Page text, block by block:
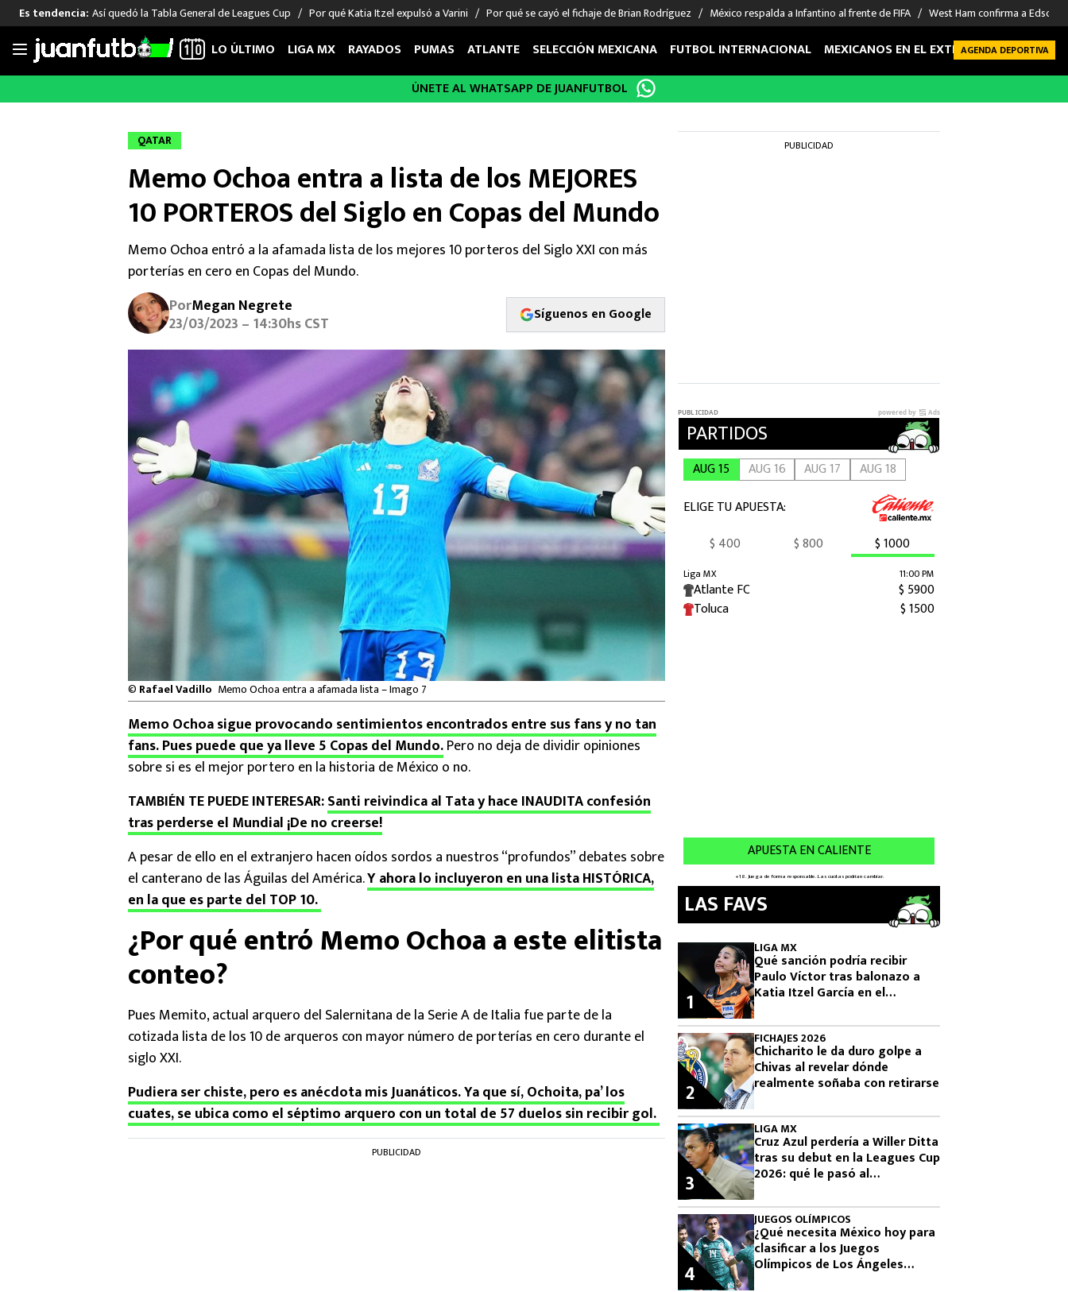
Saltar
Es tendencia: Así quedó la Tabla General de Leagues Cup Por qué Katia Itzel expulsó a Varini Por qué se cayó el fichaje de Brian Rodríguez México respalda a Infantino al frente de FIFA West Ham confirma a Edson
LIGA MX
Chivas de Guadalajara
Liga MX Femenil
FUT INTERNACIONAL
Las Noticias
Selección Mexicana
Champions League
Real Madrid
Barcelona
MEXICANOS EN EL EXTRANJERO
Memo Ochoa
Chino Huerta
Edson Álvarez
Santiago Giménez
Rodrigo Huescas
FIGURAS
Sergio Ramos
Giorgos Giakoumakis
André Jardine
DEPORTES
Boxeo
Béisbol
NFL
NBA
LO ÚLTIMO LIGA MX RAYADOS PUMAS ATLANTE SELECCIÓN MEXICANA FUTBOL INTERNACIONAL MEXICANOS EN EL EXTRANJERO FUTBOL
AGENDA DEPORTIVA
ÚNETE AL WHATSAPP DE JUANFUTBOL
QATAR
Memo Ochoa entra a lista de los MEJORES
10 PORTEROS del Siglo en Copas del Mundo
Memo Ochoa entró a la afamada lista de los mejores 10 porteros del Siglo XXI con más
porterías en cero en Copas del Mundo.
PorMegan Negrete
23/03/2023 – 14:30hs CST Síguenos en Google
© Rafael Vadillo Memo Ochoa entra a afamada lista – Imago 7
Memo Ochoa sigue provocando sentimientos encontrados entre sus fans y no tan
fans. Pues puede que ya lleve 5 Copas del Mundo.Pero no deja de dividir opiniones
sobre si es el mejor portero en la historia de México o no.
TAMBIÉN TE PUEDE INTERESAR:Santi reivindica al Tata y hace INAUDITA confesión
tras perderse el Mundial ¡De no creerse!
A pesar de ello en el extranjero hacen oídos sordos a nuestros “profundos” debates sobre
el canterano de las Águilas del América.Y ahora lo incluyeron en una lista HISTÓRICA,
en la que es parte del TOP 10.
¿Por qué entró Memo Ochoa a este elitista
conteo?
Pues Memito, actual arquero del Salernitana de la Serie A de Italia fue parte de la
cotizada lista de los 10 de arqueros con mayor número de porterías en cero durante el
siglo XXI.
Pudiera ser chiste, pero es anécdota mis Juanáticos. Ya que sí, Ochoita, pa’ los
cuates, se ubica como el séptimo arquero con un total de 57 duelos sin recibir gol.
PUBLICIDAD
PUBLICIDAD
LAS FAVS
LIGA MX
Qué sanción podría recibir
Paulo Víctor tras balonazo a
Katia Itzel García en el
1
FICHAJES 2026
Chicharito le da duro golpe a
Chivas al revelar dónde
realmente soñaba con retirarse
2
LIGA MX
Cruz Azul perdería a Willer Ditta
tras su debut en la Leagues Cup
2026: qué le pasó al
3
JUEGOS OLÍMPICOS
¿Qué necesita México hoy para
clasificar a los Juegos
Olímpicos de Los Ángeles
4